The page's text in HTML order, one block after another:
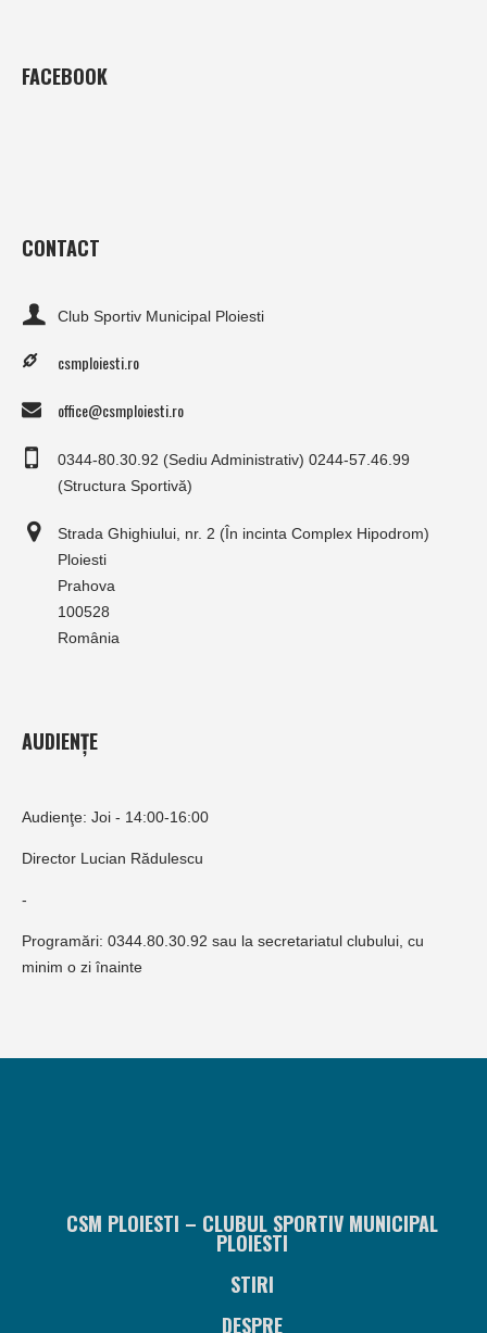
FACEBOOK
CONTACT
Club Sportiv Municipal Ploiesti
csmploiesti.ro
office@csmploiesti.ro
0344-80.30.92 (Sediu Administrativ) 0244-57.46.99
(Structura Sportivă)
Strada Ghighiului, nr. 2 (În incinta Complex Hipodrom)
Ploiesti
Prahova
100528
România
AUDIENȚE
Audienţe: Joi - 14:00-16:00
Director Lucian Rădulescu
-
Programări: 0344.80.30.92 sau la secretariatul clubului, cu
minim o zi înainte
CSM PLOIESTI – CLUBUL SPORTIV MUNICIPAL
PLOIESTI
STIRI
DESPRE